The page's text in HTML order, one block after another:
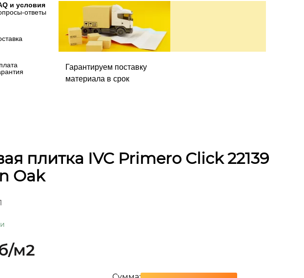
и условия
ответы
Гарантируем поставку
материала в срок
плитка IVC Primero Click 22139
Oak
/м2